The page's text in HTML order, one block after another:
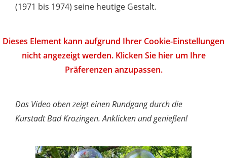
(1971 bis 1974) seine heutige Gestalt.
Dieses Element kann aufgrund Ihrer Cookie-Einstellungen
nicht angezeigt werden. Klicken Sie hier um Ihre
Präferenzen anzupassen.
Das Video oben zeigt einen Rundgang durch die
Kurstadt Bad Krozingen. Anklicken und genießen!